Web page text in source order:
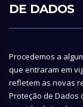
DE DADOS
Procedemos a
que entraram em
refletem as novas
Proteção de Dados